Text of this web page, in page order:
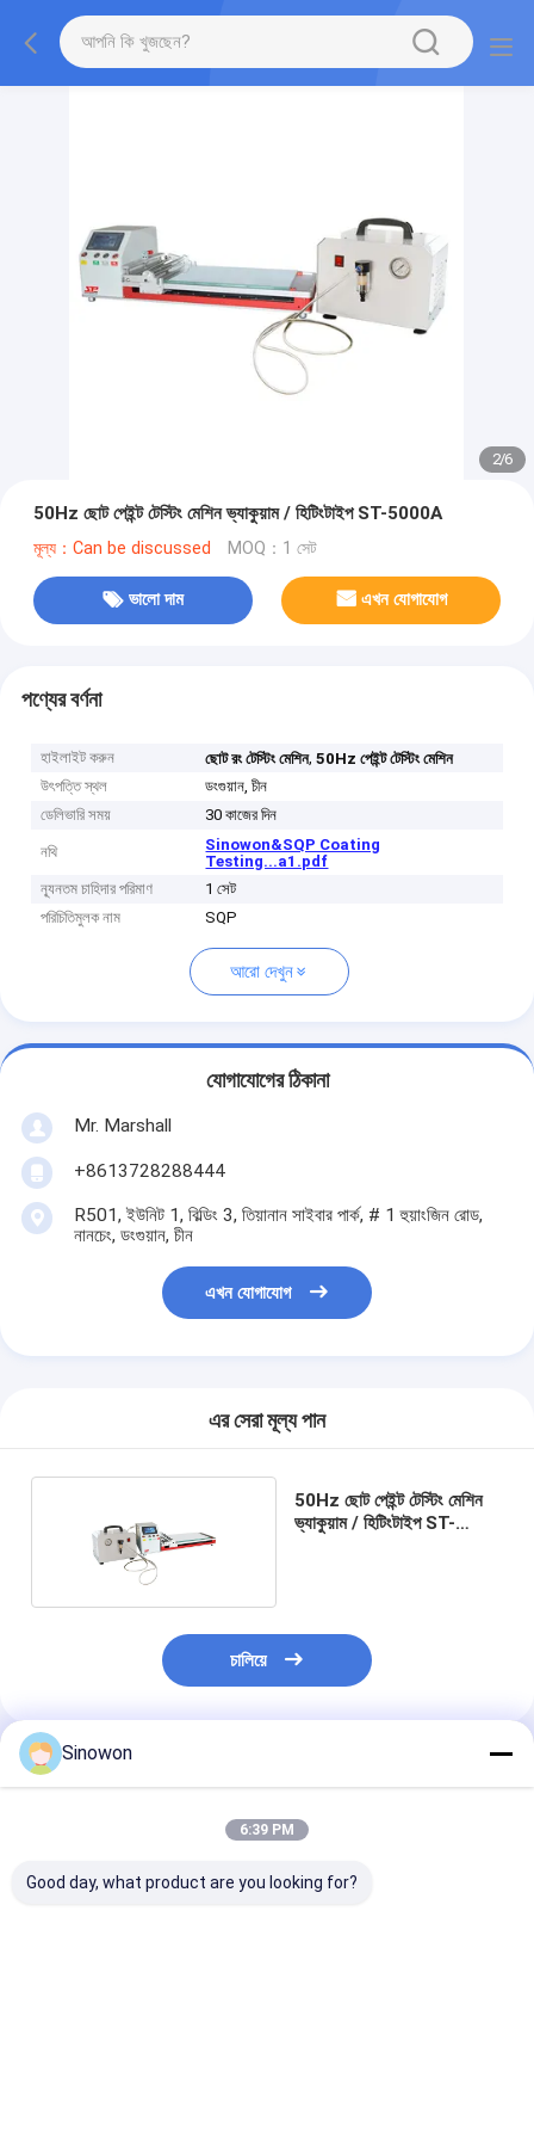
2/6
50Hz ছোট পেইন্ট টেস্টিং মেশিন ভ্যাকুয়াম / হিটিংটাইপ ST-5000A
মূল্য：Can be discussed MOQ：1 সেট
ভালো দাম এখন যোগাযোগ
পণ্যের বর্ণনা
হাইলাইট করুন ছোট রং টেস্টিং মেশিন,50Hz পেইন্ট টেস্টিং মেশিন
উৎপত্তি স্থল
ডংগুয়ান, চীন
ডেলিভারি সময়
30 কাজের দিন
নথি
Sinowon&SQP Coating
Testing...a1.pdf
ন্যূনতম চাহিদার পরিমাণ
1 সেট
পরিচিতিমুলক নাম
SQP
আরো দেখুন
যোগাযোগের ঠিকানা
Mr. Marshall
+8613728288444
R501, ইউনিট 1, বিল্ডিং 3, তিয়ানান সাইবার পার্ক, # 1 হুয়াংজিন রোড,
নানচেং, ডংগুয়ান, চীন
এখন যোগাযোগ
এর সেরা মূল্য পান
50Hz ছোট পেইন্ট টেস্টিং মেশিন
ভ্যাকুয়াম / হিটিংটাইপ ST-
চালিয়ে
প্রস্তাবিত পণ্য
Sinowon
6:39 PM
Good day, what product are you looking for?